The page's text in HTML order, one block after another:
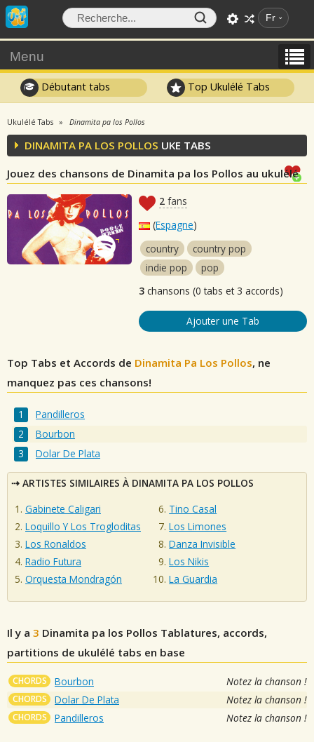
Fr
Menu
Débutant tabs Top Ukulélé Tabs
Ukulélé Tabs Dinamita pa los Pollos
DINAMITA PA LOS POLLOS UKE TABS
Jouez des chansons de Dinamita pa los Pollos au ukulélé
2 fans
(Espagne)
country
country pop
indie pop
pop
3 chansons (0 tabs et 3 accords)
Ajouter une Tab
Top Tabs et Accords de Dinamita Pa Los Pollos, ne
manquez pas ces chansons!
Pandilleros
Bourbon
Dolar De Plata
ARTISTES SIMILAIRES À DINAMITA PA LOS POLLOS
Gabinete Caligari
Loquillo Y Los Trogloditas
Los Ronaldos
Radio Futura
Orquesta Mondragón
Tino Casal
Los Limones
Danza Invisible
Los Nikis
La Guardia
Il y a 3 Dinamita pa los Pollos Tablatures, accords,
partitions de ukulélé tabs en base
CHORDS Bourbon Notez la chanson !
CHORDS Dolar De Plata Notez la chanson !
CHORDS Pandilleros Notez la chanson !